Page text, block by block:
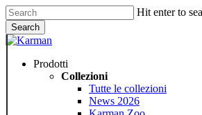
Skip
to
main
content
Hit enter to
Search
Close
Menu
Prodotti
Collezioni
Tutte le collezioni
News 2026